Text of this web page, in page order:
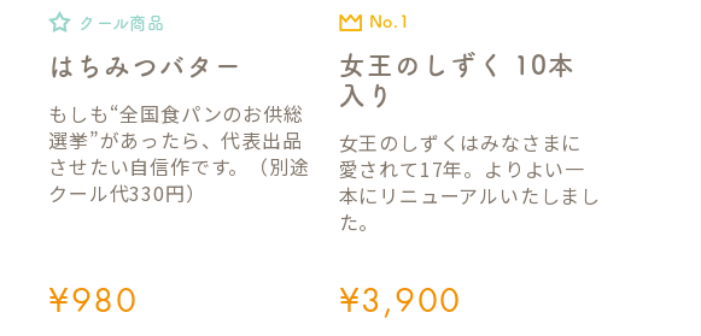
はちみつバター
クール商品
¥980
もしも“全国食パンのお供総
選挙”があったら、代表出品
させたい自信作です。（別途
クール代330円）
女王のしずく 10本
入り
No.1
¥3,900
女王のしずくはみなさまに
愛されて17年。よりよい一
本にリニューアルいたしまし
た。